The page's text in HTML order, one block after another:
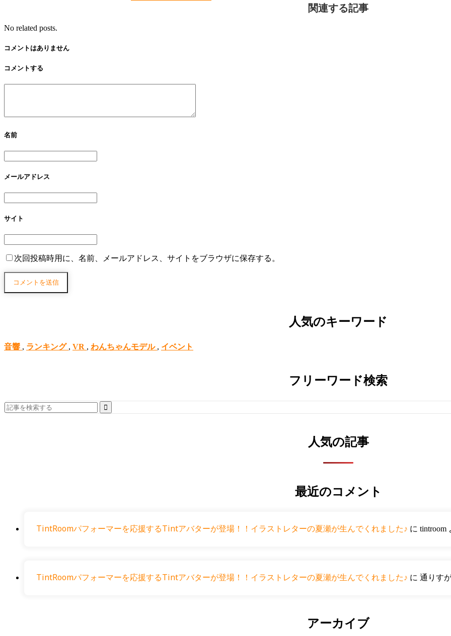
関連する記事
No related posts.
コメントはありません
コメントする
名前
メールアドレス
サイト
次回投稿時用に、名前、メールアドレス、サイトをブラウザに保存する。
人気のキーワード
音響 , ランキング , VR , わんちゃんモデル , イベント
フリーワード検索
Search
for:
人気の記事
最近のコメント
TintRoomパフォーマーを応援するTintアバターが登場！！イラストレターの夏瀬が生んでくれました♪ に tintroom
TintRoomパフォーマーを応援するTintアバターが登場！！イラストレターの夏瀬が生んでくれました♪ に 通りす
アーカイブ